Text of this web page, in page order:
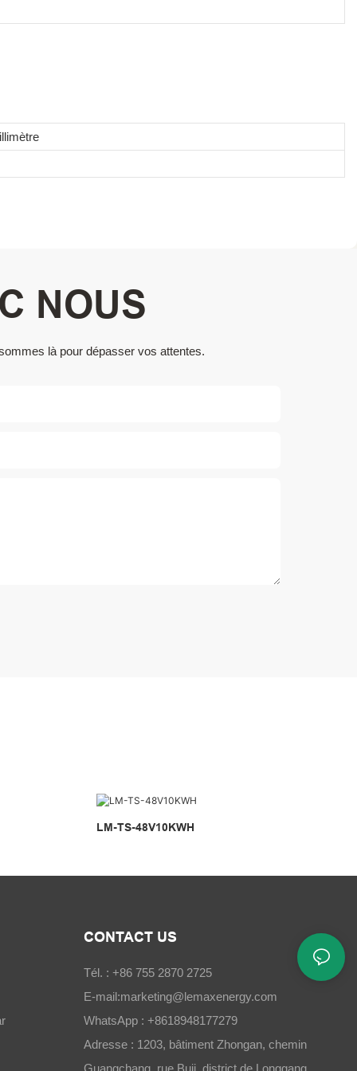
NOUS
là pour dépasser vos attentes.
LM-TS-48V10KWH
CONTACT US
Tél. : +86 755 2870 2725
E-mail:marketing@lemaxenergy.com
WhatsApp : +8618948177279
Adresse : 1203, bâtiment Zhongan, chemin